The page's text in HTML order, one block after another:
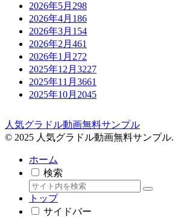
2026年5月 298
2026年4月 186
2026年3月 154
2026年2月 461
2026年1月 272
2025年12月 3227
2025年11月 3661
2025年10月 2045
人気グラドル動画無料サンプル
© 2025 人気グラドル動画無料サンプル.
ホーム
検索
トップ
サイドバー